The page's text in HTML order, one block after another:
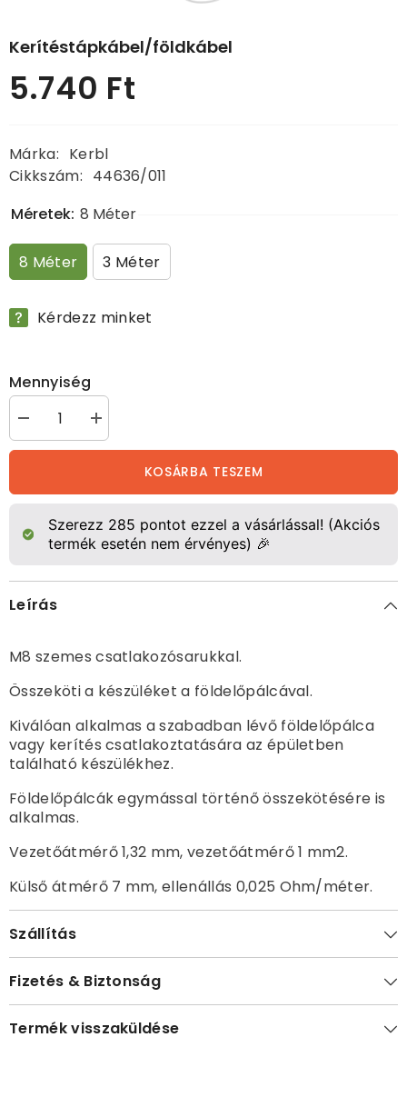
Kerítéstápkábel/földkábel
Normál
ár
5.740 Ft
Márka: Kerbl
Cikkszám: 44636/011
Méretek: 8 Méter
8 Méter 3 Méter
Kérdezz minket
Mennyiség
Kerítéstápkábel/földkábel
mennyiségének
csökkentése
Kerítéstápkábel/földkábel
mennyiségének
növelése
KOSÁRBA TESZEM
Szerezz 285 pontot ezzel a vásárlással! (Akciós
termék esetén nem érvényes) 🎉
Leírás
M8 szemes csatlakozósarukkal.
Összeköti a készüléket a földelőpálcával.
Kiválóan alkalmas a szabadban lévő földelőpálca
vagy kerítés csatlakoztatására az épületben
található készülékhez.
Földelőpálcák egymással történő összekötésére is
alkalmas.
Vezetőátmérő 1,32 mm, vezetőátmérő 1 mm2.
Külső átmérő 7 mm, ellenállás 0,025 Ohm/méter.
Szállítás
Fizetés & Biztonság
Termék visszaküldése